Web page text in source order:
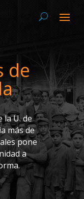
de
la U. de
más de
pone
a